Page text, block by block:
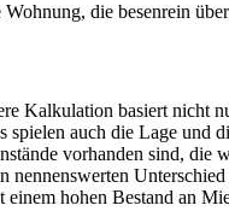
die besenrein
Kalkulation basiert nicht
spielen auch die Lage und
vorhanden sind, die
nennenswerten
hohen Bestand an